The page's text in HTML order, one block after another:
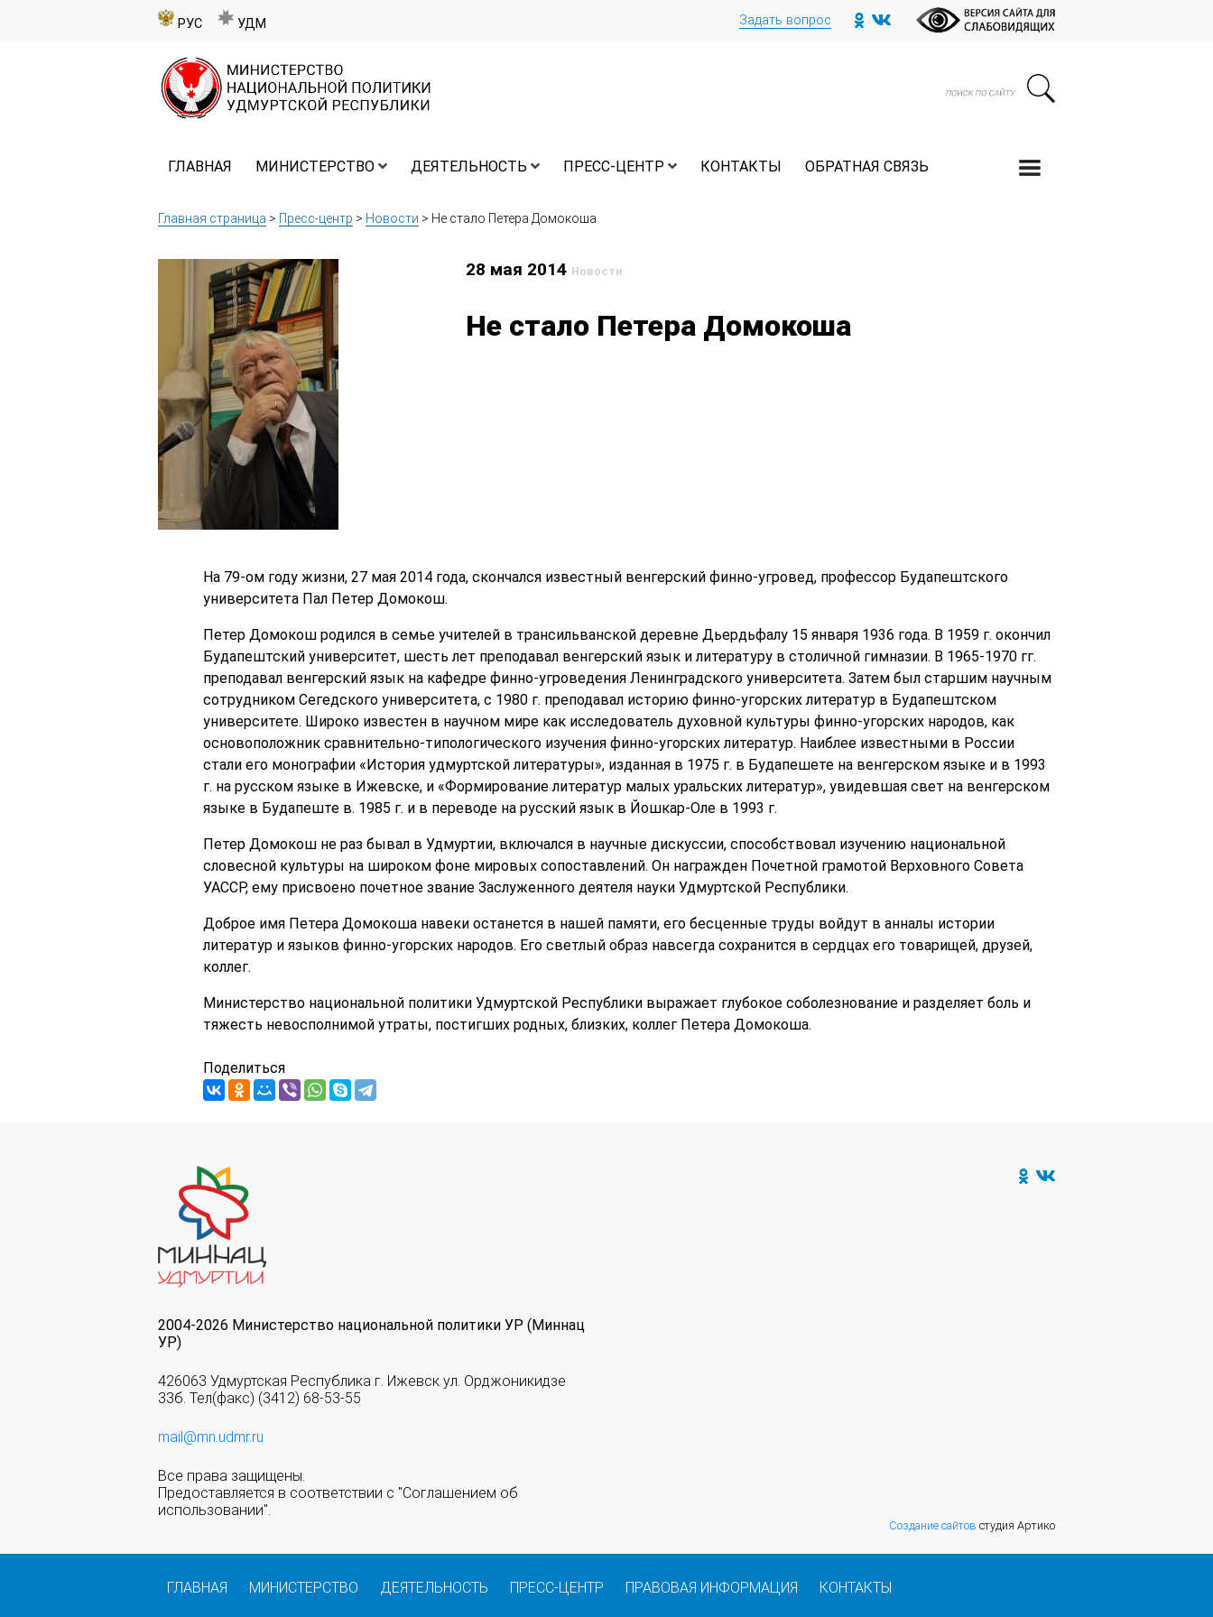
РУС УДМ Задать вопрос
ГЛАВНАЯ МИНИСТЕРСТВО ДЕЯТЕЛЬНОСТЬ ПРЕСС-ЦЕНТР КОНТАКТЫ ОБРАТНАЯ СВЯЗЬ
Главная страница > Пресс-центр > Новости > Не стало Петера Домокоша
28 мая 2014 Новости
Не стало Петера Домокоша
На 79-ом году жизни, 27 мая 2014 года, скончался известный венгерский финно-угровед, профессор Будапештского
университета Пал Петер Домокош.
Петер Домокош родился в семье учителей в трансильванской деревне Дьердьфалу 15 января 1936 года. В 1959 г. окончил
Будапештский университет, шесть лет преподавал венгерский язык и литературу в столичной гимназии. В 1965-1970 гг.
преподавал венгерский язык на кафедре финно-угроведения Ленинградского университета. Затем был старшим научным
сотрудником Сегедского университета, с 1980 г. преподавал историю финно-угорских литератур в Будапештском
университете. Широко известен в научном мире как исследователь духовной культуры финно-угорских народов, как
основоположник сравнительно-типологического изучения финно-угорских литератур. Наиблее известными в России
стали его монографии «История удмуртской литературы», изданная в 1975 г. в Будапешете на венгерском языке и в 1993
г. на русском языке в Ижевске, и «Формирование литератур малых уральских литератур», увидевшая свет на венгерском
языке в Будапеште в. 1985 г. и в переводе на русский язык в Йошкар-Оле в 1993 г.
Петер Домокош не раз бывал в Удмуртии, включался в научные дискуссии, способствовал изучению национальной
словесной культуры на широком фоне мировых сопоставлений. Он награжден Почетной грамотой Верховного Совета
УАССР, ему присвоено почетное звание Заслуженного деятеля науки Удмуртской Республики.
Доброе имя Петера Домокоша навеки останется в нашей памяти, его бесценные труды войдут в анналы истории
литератур и языков финно-угорских народов. Его светлый образ навсегда сохранится в сердцах его товарищей, друзей,
коллег.
Министерство национальной политики Удмуртской Республики выражает глубокое соболезнование и разделяет боль и
тяжесть невосполнимой утраты, постигших родных, близких, коллег Петера Домокоша.
Поделиться
2004-2026 Министерство национальной политики УР (Миннац
УР)
426063 Удмуртская Республика г. Ижевск ул. Орджоникидзе
33б. Тел(факс) (3412) 68-53-55
mail@mn.udmr.ru
Все права защищены.
Предоставляется в соответствии с "Соглашением об
использовании".
Создание сайтов студия Артико
ГЛАВНАЯ МИНИСТЕРСТВО ДЕЯТЕЛЬНОСТЬ ПРЕСС-ЦЕНТР ПРАВОВАЯ ИНФОРМАЦИЯ КОНТАКТЫ